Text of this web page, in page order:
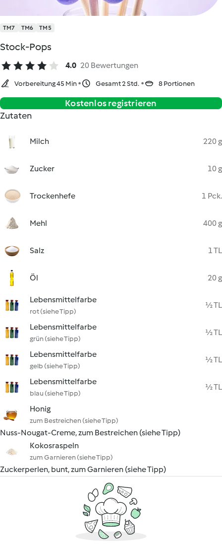
TM7 TM6 TM5
Stock-Pops
4.0 20 Bewertungen
Vorbereitung 45 Min Gesamt 2 Std. 8 Portionen
Kostenlos registrieren
Zutaten
Milch 220 g
Zucker 10 g
Trockenhefe 1 Pck.
Mehl 400 g
Salz 1 TL
Öl 20 g
Lebensmittelfarbe
rot (siehe Tipp)
½ TL
Lebensmittelfarbe
grün (siehe Tipp)
½ TL
Lebensmittelfarbe
gelb (siehe Tipp)
½ TL
Lebensmittelfarbe
blau (siehe Tipp)
½ TL
Honig
zum Bestreichen (siehe Tipp)
Nuss-Nougat-Creme, zum Bestreichen (siehe Tipp)
Kokosraspeln
zum Garnieren (siehe Tipp)
Zuckerperlen, bunt, zum Garnieren (siehe Tipp)